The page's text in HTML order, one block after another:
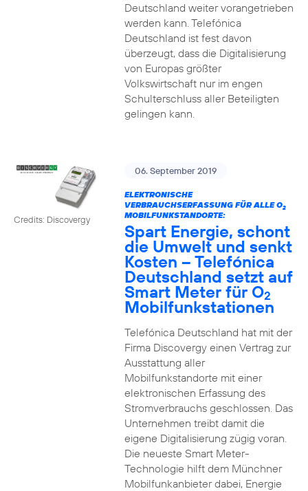
Deutschland weiter vorangetrieben
werden kann. Telefónica
Deutschland ist fest davon
überzeugt, dass die Digitalisierung
von Europas größter
Volkswirtschaft nur im engen
Schulterschluss aller Beteiligten
gelingen kann.
Credits: Discovergy
06. September 2019
ELEKTRONISCHE
VERBRAUCHSERFASSUNG FÜR ALLE O2
MOBILFUNKSTANDORTE:
Spart Energie, schont
die Umwelt und senkt
Kosten – Telefónica
Deutschland setzt auf
Smart Meter für O2
Mobilfunkstationen
Telefónica Deutschland hat mit der
Firma Discovergy einen Vertrag zur
Ausstattung aller
Mobilfunkstandorte mit einer
elektronischen Erfassung des
Stromverbrauchs geschlossen. Das
Unternehmen treibt damit die
eigene Digitalisierung zügig voran.
Die neueste Smart Meter-
Technologie hilft dem Münchner
Mobilfunkanbieter dabei, Energie